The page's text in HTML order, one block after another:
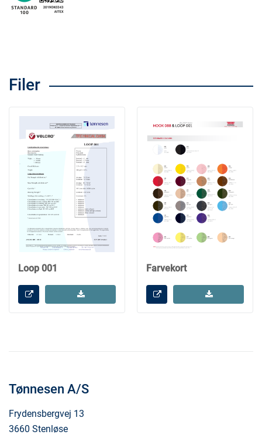
Filer
Loop 001 Farvekort
Tønnesen A/S
Frydensbergvej 13
3660 Stenløse